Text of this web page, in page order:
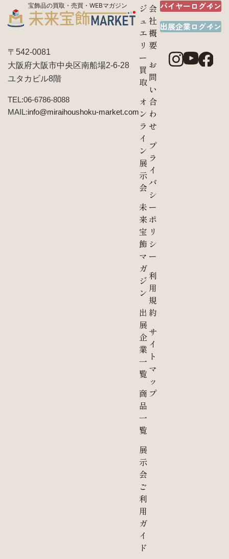
宝飾品の買取・売買・WEBマガジン
〒542-0081
大阪府大阪市中央区南船場2-6-28
ユタカビル8階
TEL:06-6786-8088
MAIL:info@miraihoushoku-market.com
ジ
ュ
エ
リ
ー
買
取
オ
ン
ラ
イ
ン
展
示
会
未
来
宝
飾
マ
ガ
ジ
ン
出
展
企
業
一
覧
商
品
一
覧
展
示
会
ご
利
用
ガ
イ
ド
会
社
概
要
お
問
い
合
わ
せ
プ
ラ
イ
バ
シ
ー
ポ
リ
シ
ー
利
用
規
約
サ
イ
ト
マ
ッ
プ
バイヤーログイン
出展企業ログイン